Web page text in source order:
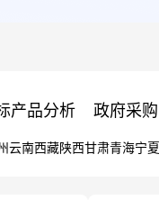
产品分析 政府采购
云南西藏陕西甘肃青海宁夏